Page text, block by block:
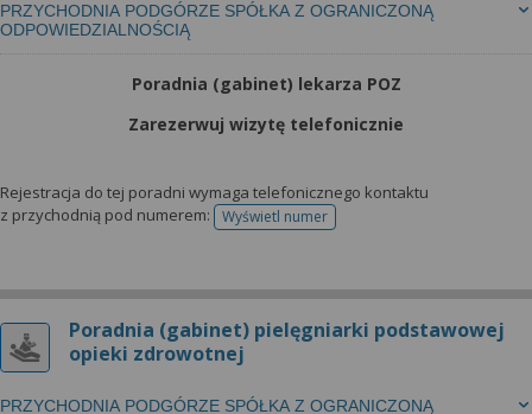
PRZYCHODNIA PODGÓRZE SPÓŁKA Z OGRANICZONĄ
ODPOWIEDZIALNOŚCIĄ
Poradnia (gabinet) lekarza POZ
Zarezerwuj wizytę telefonicznie
Rejestracja do tej poradni wymaga telefonicznego kontaktu
z przychodnią pod numerem:
Wyświetl numertelefonu do rejestracji
Poradnia (gabinet) pielęgniarki podstawowej
opieki zdrowotnej
PRZYCHODNIA PODGÓRZE SPÓŁKA Z OGRANICZONĄ